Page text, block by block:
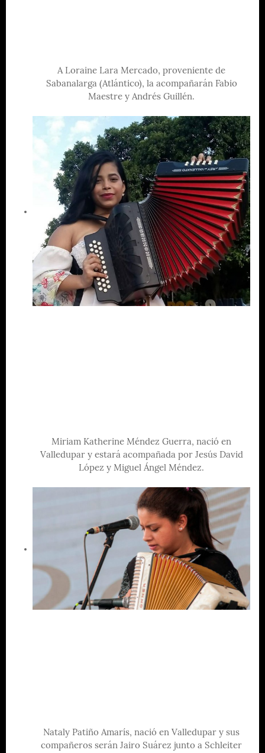
A Loraine Lara Mercado, proveniente de
Sabanalarga (Atlántico), la acompañarán Fabio
Maestre y Andrés Guillén.
Miriam Katherine Méndez Guerra, nació en
Valledupar y estará acompañada por Jesús David
López y Miguel Ángel Méndez.
Nataly Patiño Amarís, nació en Valledupar y sus
compañeros serán Jairo Suárez junto a Schleiter